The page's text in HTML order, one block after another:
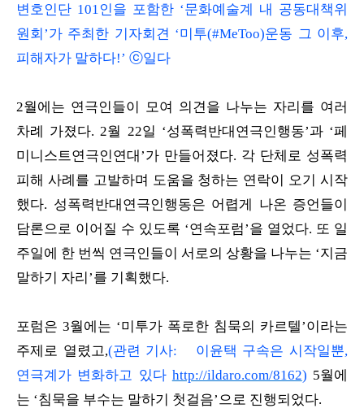
변호인단 101인을 포함한 ‘문화예술계 내 공동대책위
원회’가 주최한 기자회견 ‘미투(#MeToo)운동 그 이후,
피해자가 말하다!’ ⓒ일다
2월에는 연극인들이 모여 의견을 나누는 자리를 여러
차례 가졌다. 2월 22일 ‘성폭력반대연극인행동’과 ‘페
미니스트연극인연대’가 만들어졌다. 각 단체로 성폭력
피해 사례를 고발하며 도움을 청하는 연락이 오기 시작
했다. 성폭력반대연극인행동은 어렵게 나온 증언들이
담론으로 이어질 수 있도록 ‘연속포럼’을 열었다. 또 일
주일에 한 번씩 연극인들이 서로의 상황을 나누는 ‘지금
말하기 자리’를 기획했다.
포럼은 3월에는 ‘미투가 폭로한 침묵의 카르텔’이라는
주제로 열렸고,(관련 기사: 이윤택 구속은 시작일뿐,
연극계가 변화하고 있다 http://ildaro.com/8162) 5월에
는 ‘침묵을 부수는 말하기 첫걸음’으로 진행되었다.